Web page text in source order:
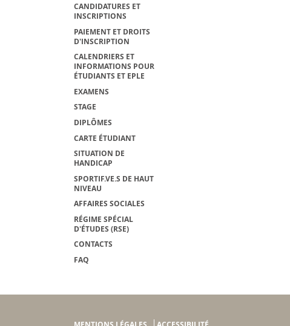
CANDIDATURES ET
INSCRIPTIONS
PAIEMENT ET DROITS
D'INSCRIPTION
CALENDRIERS ET
INFORMATIONS POUR
ÉTUDIANTS ET EPLE
EXAMENS
STAGE
DIPLÔMES
CARTE ÉTUDIANT
SITUATION DE
HANDICAP
SPORTIF.VE.S DE HAUT
NIVEAU
AFFAIRES SOCIALES
RÉGIME SPÉCIAL
D'ÉTUDES (RSE)
CONTACTS
FAQ